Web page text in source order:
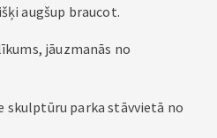
augšup braucot.
jāuzmanās no
skulptūru parka stāvvietā no